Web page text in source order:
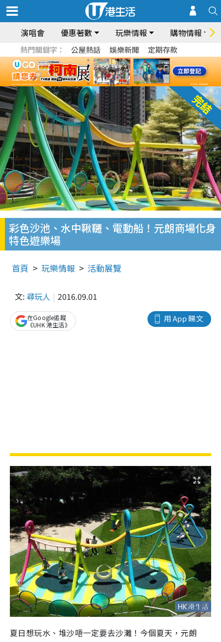
演唱會 優惠著數 玩樂情報 購物情報
熱門關鍵字： 公屋熱話 娛樂新聞 定期存款
彩色沙池、水中鞦韆、電動船！元朗商場化身
特色遊樂場
首頁 玩樂情報 活動展覽
文: 尋玩人 2016.09.01
用 App 睇文
在Google追蹤
《UHK 港生活》
夏日想玩水、堆沙唔一定要去沙灘！今個夏天，元朗